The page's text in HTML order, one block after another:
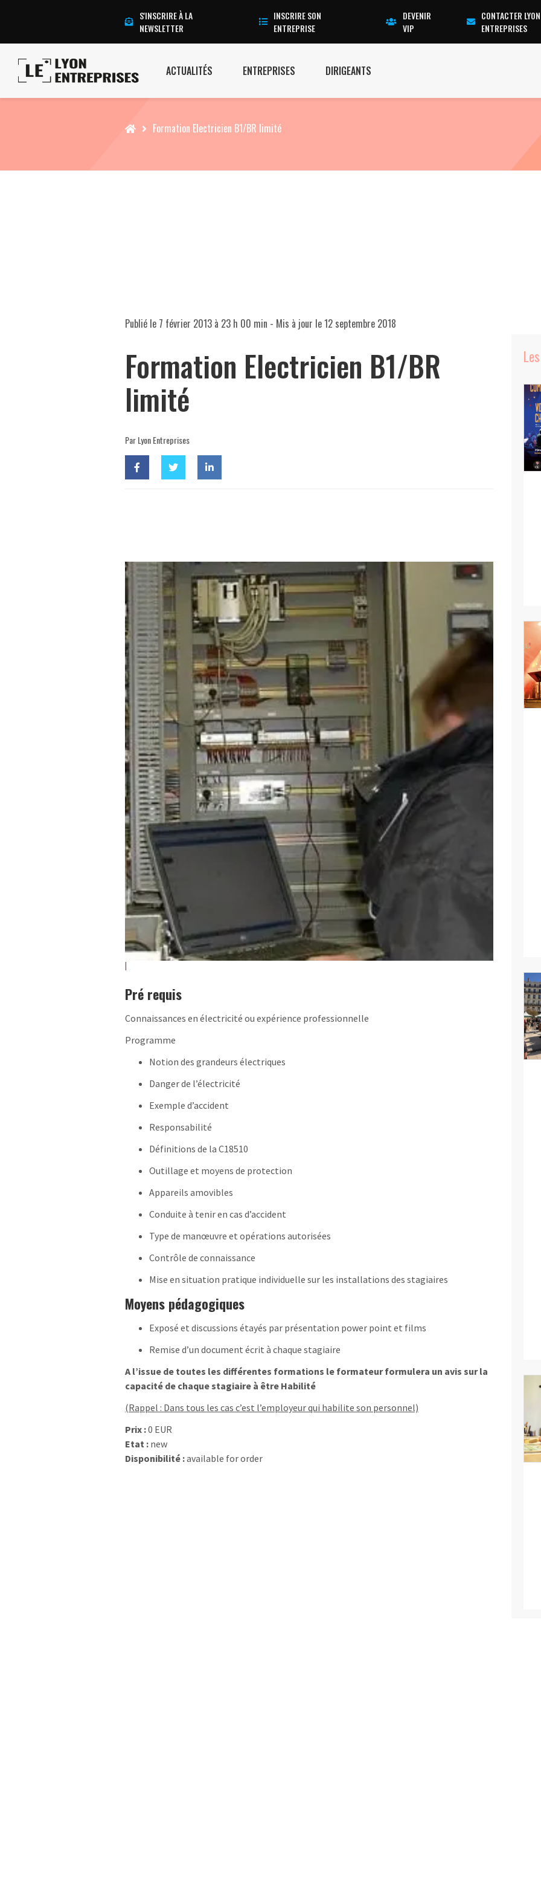
S'INSCRIRE À LA
NEWSLETTER
INSCRIRE SON
ENTREPRISE
DEVENIR
VIP
CONTACTER LYON
ENTREPRISES
ACTUALITÉS ENTREPRISES DIRIGEANTS
Accueil Formation Electricien B1/BR limité
Publié le 7 février 2013 à 23 h 00 min - Mis à jour le12 septembre 2018
Formation Electricien B1/BR
limité
Par Lyon Entreprises
Pré requis
Connaissances en électricité ou expérience professionnelle
Programme
Notion des grandeurs électriques
Danger de l’électricité
Exemple d’accident
Responsabilité
Définitions de la C18510
Outillage et moyens de protection
Appareils amovibles
Conduite à tenir en cas d’accident
Type de manœuvre et opérations autorisées
Contrôle de connaissance
Mise en situation pratique individuelle sur les installations des stagiaires
Moyens pédagogiques
Exposé et discussions étayés par présentation power point et films
Remise d’un document écrit à chaque stagiaire
A l’issue de toutes les différentes formations le formateur formulera un avis sur la
capacité de chaque stagiaire à être Habilité
(Rappel : Dans tous les cas c’est l’employeur qui habilite son personnel)
Prix :0 EUR
Etat : new
Disponibilité :available for order